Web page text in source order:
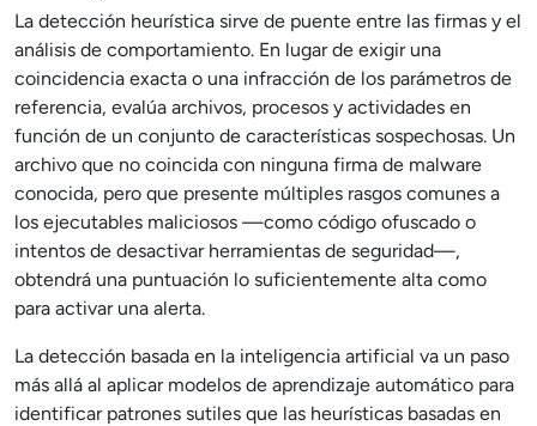
La detección heurística sirve de puente entre las firmas y el
análisis de comportamiento. En lugar de exigir una
coincidencia exacta o una infracción de los parámetros de
referencia, evalúa archivos, procesos y actividades en
función de un conjunto de características sospechosas. Un
archivo que no coincida con ninguna firma de malware
conocida, pero que presente múltiples rasgos comunes a
los ejecutables maliciosos —como código ofuscado o
intentos de desactivar herramientas de seguridad—,
obtendrá una puntuación lo suficientemente alta como
para activar una alerta.
La detección basada en la inteligencia artificial va un paso
más allá al aplicar modelos de aprendizaje automático para
identificar patrones sutiles que las heurísticas basadas en